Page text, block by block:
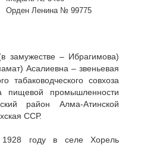
Орден Ленина № 99775
замужестве – Ибрагимова)
Асалиевна – звеньевая
табаководческого совхоза
пищевой промышленности
район Алма-Атинской
ССР.
году в селе Хорель